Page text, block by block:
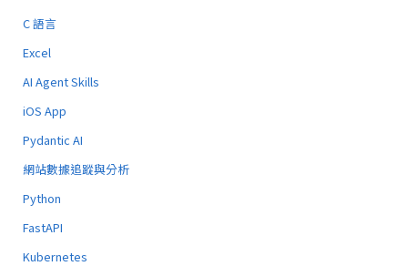
C 語言
Excel
AI Agent Skills
iOS App
Pydantic AI
網站數據追蹤與分析
Python
FastAPI
Kubernetes